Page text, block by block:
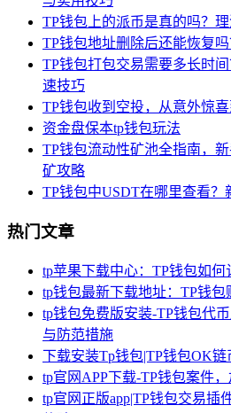
TP钱包上的派币是真的吗？
TP钱包地址删除后还能恢复
TP钱包打包交易需要多长时
速技巧
TP钱包收到空投，从意外惊
资金盘保本tp钱包玩法
TP钱包流动性矿池全指南，
矿攻略
TP钱包中USDT在哪里查看？
热门文章
tp苹果下载中心：TP钱包如何
tp钱包最新下载地址：TP钱
tp钱包免费版安装-TP钱包代
与防范措施
下载安装Tp钱包|TP钱包OK
tp官网APP下载-TP钱包案件
tp官网正版app|TP钱包交易插